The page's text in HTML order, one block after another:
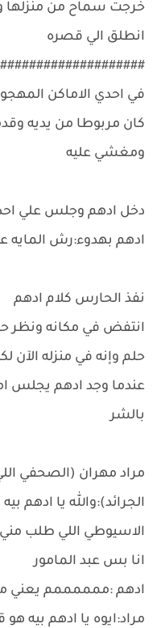
خرجت سماح من منزلها
انطلق الي قصره
في احدي الاماكن
كان مربوطا من يديه
ومغشي عليه
دخل ادهم وجلس علي
ادهم بهدوء:رش المايه
نفذ الحارس كلام ادهم
انتفض في مكانه ونظر
حلم وإنه في منزله الآن
عندما وجد ادهم يجلس
بالشر
مراد مهران (الصحفي
الجرائد):والله يا ادهم
الاسيوطي اللي طلب مني
انا بس عبد المامور
ادهم :ممممممم يعني
مراد:ايوه يا ادهم بيه